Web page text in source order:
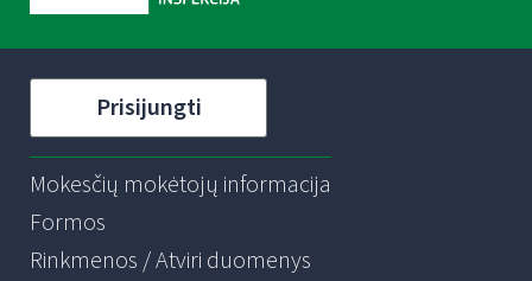
Prisijungti
Mokesčių mokėtojų informacija
Formos
Rinkmenos / Atviri duomenys